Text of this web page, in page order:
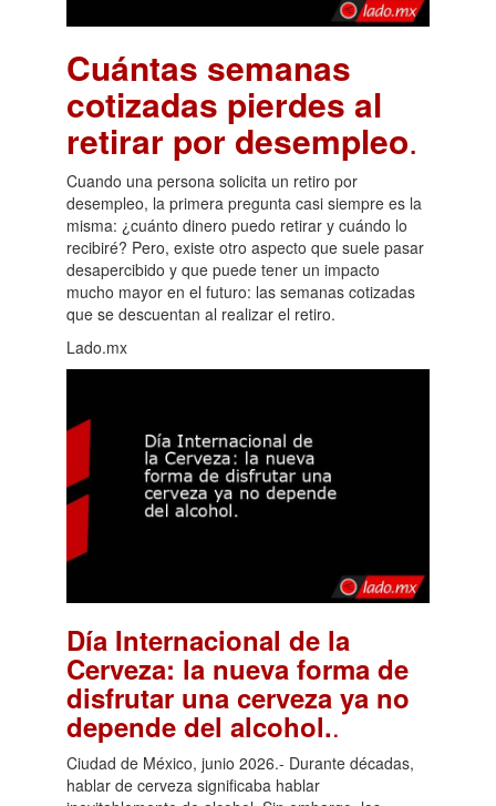
Cuántas semanas
cotizadas pierdes al
retirar por desempleo.
Cuando una persona solicita un retiro por
desempleo, la primera pregunta casi siempre es la
misma: ¿cuánto dinero puedo retirar y cuándo lo
recibiré? Pero, existe otro aspecto que suele pasar
desapercibido y que puede tener un impacto
mucho mayor en el futuro: las semanas cotizadas
que se descuentan al realizar el retiro.
Lado.mx
Día Internacional de la
Cerveza: la nueva forma de
disfrutar una cerveza ya no
depende del alcohol..
Ciudad de México, junio 2026.- Durante décadas,
hablar de cerveza significaba hablar